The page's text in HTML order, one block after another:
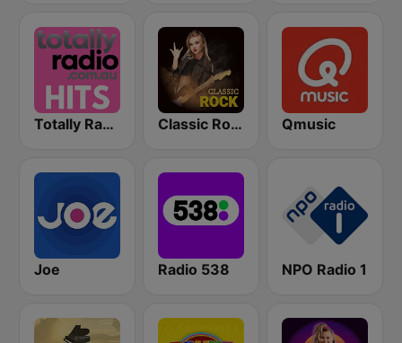
Totally Radio Hits Classic Rock Station Qmusic
Joe Radio 538 NPO Radio 1